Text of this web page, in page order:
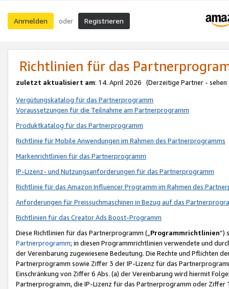
Anmelden oder Registrieren
Richtlinien für das
zuletzt aktualisiert am: 14. April 2026 (Derzeitige Partner - sehen
Vergütungskatalog für das Partnerprogramm
Voraussetzungen für die Teilnahme am Partnerprogramm
Produktkatalog für das Partnerprogramm
Richtlinie für Mobile Anwendungen im Rahmen des Partnerprogramms
Markenrichtlinien für das Partnerprogramm
IP-Lizenz- und Nutzungsanforderungen für das Partnerprogramm
Richtlinie für das Amazon Influencer Programm im Rahmen des
Anforderungen für Preissuchmaschinen in Bezug auf das
Richtlinien für das Creator Ads Boost-Programm
Diese Richtlinien für das Partnerprogramm („Programmrichtlinien“)
Partnerprogramm; in diesen Programmrichtlinien verwendete und
der Vereinbarung zugewiesene Bedeutung. Die Rechte und Pflichten
Partnerprogramm sowie Ziffer 3 der IP-Lizenz für das
Einschränkung von Ziffer 6 Abs. (a) der Vereinbarung wird hiermit
Partnerprogramm, die IP-Lizenz für das Partnerprogramm oder